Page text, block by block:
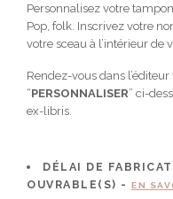
Personnalisez votre
Pop, folk. Inscrivez votre
votre sceau à l’intérieur de
Rendez-vous dans
“PERSONNALISER” ci-
ex-libris.
DÉLAI DE
OUVRABLE(S) -
EN